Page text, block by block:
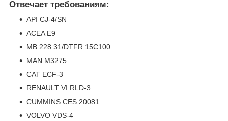
Отвечает требованиям:
API CJ-4/SN
ACEA E9
MB 228.31/DTFR 15C100
MAN M3275
CAT ECF-3
RENAULT VI RLD-3
CUMMINS CES 20081
VOLVO VDS-4